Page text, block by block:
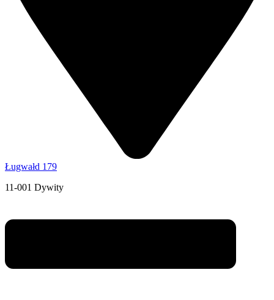
Ługwałd 179
11-001 Dywity